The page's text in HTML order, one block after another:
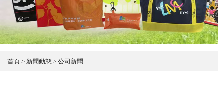
首頁 > 新聞動態 > 公司新聞